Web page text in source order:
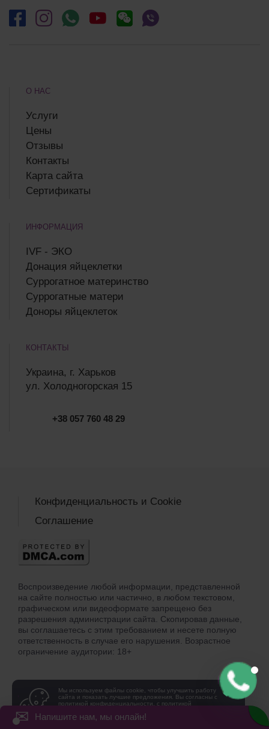
О НАС
Услуги
Цены
Отзывы
Контакты
Карта сайта
Сертификаты
ИНФОРМАЦИЯ
IVF - ЭКО
Донация яйцеклетки
Суррогатное материнство
Суррогатные матери
Доноры яйцеклеток
КОНТАКТЫ
Украина, г. Харьков
ул. Холодногорская 15
+38 057 760 48 29
Воспроизведение любой информации, представленной
на сайте полностью или частично, в любом текстовом,
графическом или видеоформате запрещено без
разрешения администрации сайта. Скопировав данные,
вы соглашаетесь с этим требованием и несете полную
ответственность в случае его нарушения. Возрастное
ограничение аудитории: 18+
Конфиденциальность и Cookie
Соглашение
Мы используем файлы cookie, чтобы улучшить работу
сайта и показать лучшие предложения. Вы согласны с
политикой конфиденциальности, с политикой
cookie на своем устройстве?
✉ Напишите нам, мы онлайн!